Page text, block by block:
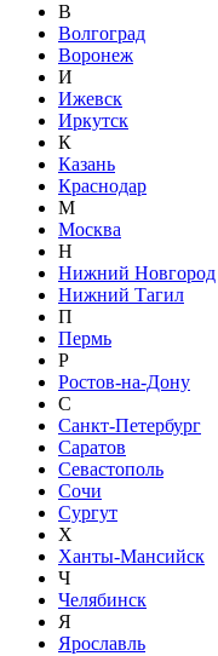
В
Волгоград
Воронеж
И
Ижевск
Иркутск
К
Казань
Краснодар
М
Москва
Н
Нижний Новгород
Нижний Тагил
П
Пермь
Р
Ростов-на-Дону
С
Санкт-Петербург
Саратов
Севастополь
Сочи
Сургут
Х
Ханты-Мансийск
Ч
Челябинск
Я
Ярославль